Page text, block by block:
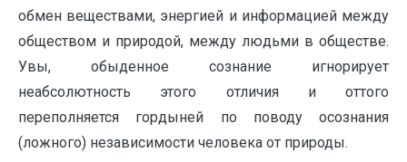
обмен веществами, энергией и информацией между
обществом и природой, между людьми в обществе.
Увы, обыденное сознание игнорирует
неабсолютность этого отличия и оттого
переполняется гордыней по поводу осознания
(ложного) независимости человека от природы.